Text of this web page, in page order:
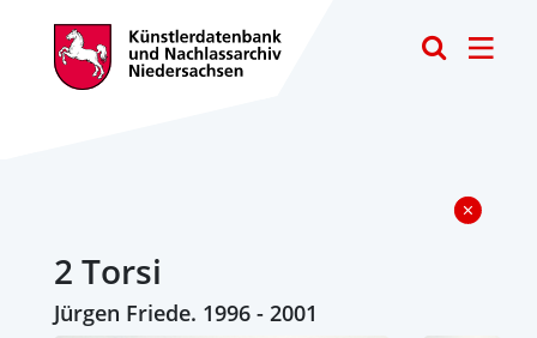
2 Torsi
Jürgen Friede. 1996 - 2001